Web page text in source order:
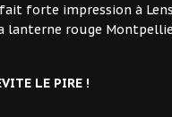
forte impression à
lanterne rouge
LE PIRE !